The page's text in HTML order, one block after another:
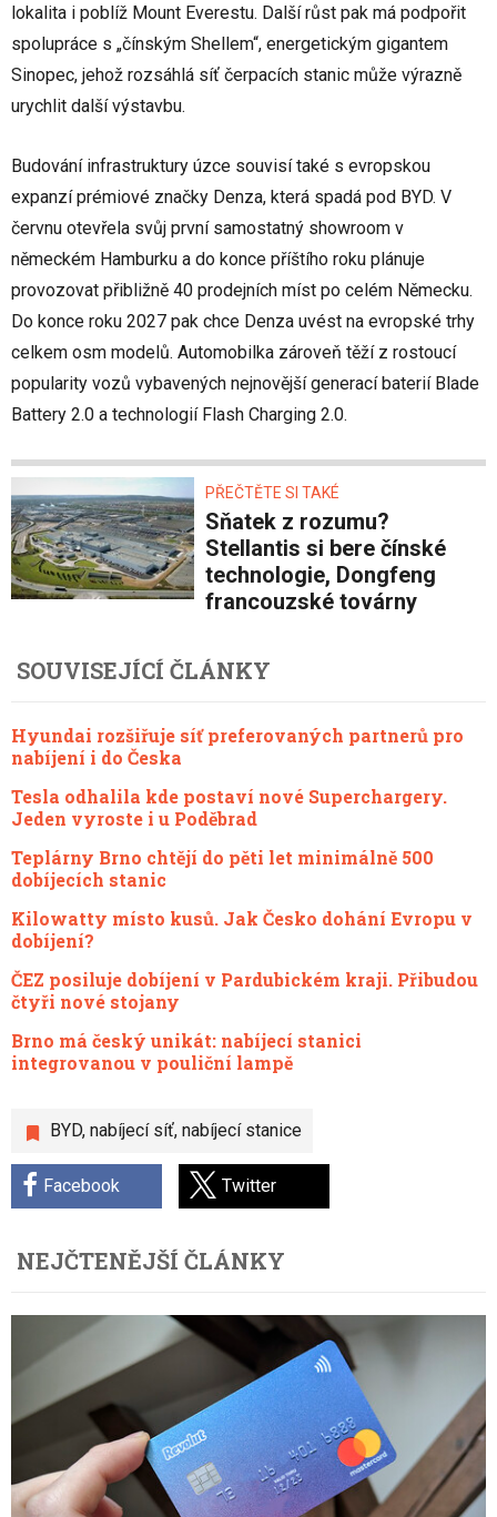
lokalita i poblíž Mount Everestu. Další růst pak má podpořit
spolupráce s „čínským Shellem“, energetickým gigantem
Sinopec, jehož rozsáhlá síť čerpacích stanic může výrazně
urychlit další výstavbu.
Budování infrastruktury úzce souvisí také s evropskou
expanzí prémiové značky Denza, která spadá pod BYD. V
červnu otevřela svůj první samostatný showroom v
německém Hamburku a do konce příštího roku plánuje
provozovat přibližně 40 prodejních míst po celém Německu.
Do konce roku 2027 pak chce Denza uvést na evropské trhy
celkem osm modelů. Automobilka zároveň těží z rostoucí
popularity vozů vybavených nejnovější generací baterií Blade
Battery 2.0 a technologií Flash Charging 2.0.
PŘEČTĚTE SI TAKÉ
Sňatek z rozumu?
Stellantis si bere čínské
technologie, Dongfeng
francouzské továrny
BYD, nabíjecí síť, nabíjecí stanice
Facebook Twitter
SOUVISEJÍCÍ ČLÁNKY
Hyundai rozšiřuje síť preferovaných partnerů pro
nabíjení i do Česka
Tesla odhalila kde postaví nové Superchargery.
Jeden vyroste i u Poděbrad
Teplárny Brno chtějí do pěti let minimálně 500
dobíjecích stanic
Kilowatty místo kusů. Jak Česko dohání Evropu v
dobíjení?
ČEZ posiluje dobíjení v Pardubickém kraji. Přibudou
čtyři nové stojany
Brno má český unikát: nabíjecí stanici
integrovanou v pouliční lampě
NEJČTENĚJŠÍ ČLÁNKY